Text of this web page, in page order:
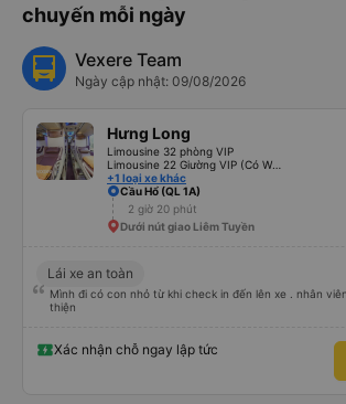
chuyến mỗi ngày
Vexere Team
Ngày cập nhật: 09/08/2026
Hưng Long
Limousine 32 phòng VIP
+1 loại xe khác
Cầu Hổ (QL 1A)
2 giờ 20 phút
Dưới nút giao Liêm Tuyền
Lái xe an toàn
Mình đi có con nhỏ từ khi check in đến lên xe . nhân
thiện
Xác nhận chỗ ngay lập tức